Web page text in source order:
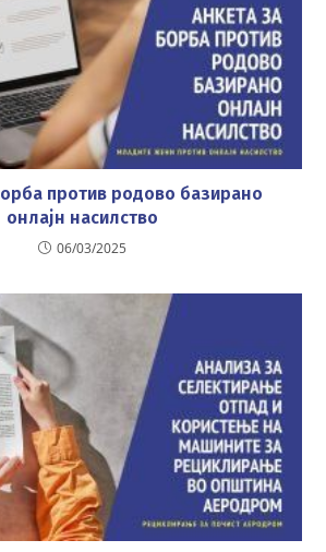
против родово базирано
онлајн насилство
06/03/2025